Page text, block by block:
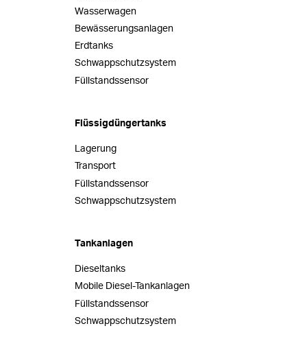
Wasserwagen
Bewässerungsanlagen
Erdtanks
Schwappschutzsystem
Füllstandssensor
Flüssigdüngertanks
Lagerung
Transport
Füllstandssensor
Schwappschutzsystem
Tankanlagen
Dieseltanks
Mobile Diesel-Tankanlagen
Füllstandssensor
Schwappschutzsystem